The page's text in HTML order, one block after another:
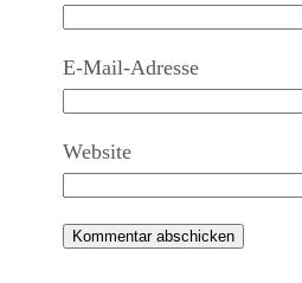
E-Mail-Adresse
Website